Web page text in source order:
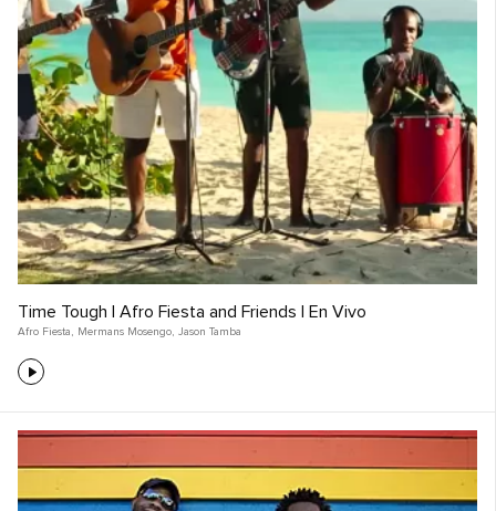
Time Tough | Afro Fiesta and Friends | En Vivo
Afro Fiesta , Mermans Mosengo, Jason Tamba